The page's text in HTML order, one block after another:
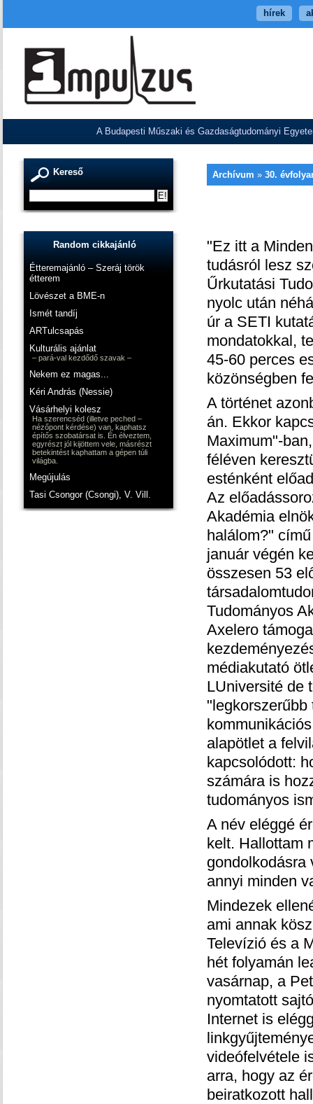
hírek
A Budapesti Műszaki és Gazdaságtudományi
Kereső
Random cikkajánló
Étteremajánló – Szeráj török
étterem
Lövészet a BME-n
Ismét tandíj
ARTulcsapás
Kulturális ajánlat
– pará-val kezdődő szavak –
Nekem ez magas...
Kéri András (Nessie)
Vásárhelyi kolesz
Ha szerencséd (illetve peched –
nézőpont kérdése) van, kaphatsz
építős szobatársat is. Én élveztem,
egyrészt jól kijöttem vele, másrészt
betekintést kaphattam a gépen túli
világba.
Megújulás
Tasi Csongor (Csongi), V. Vill.
Archívum » 30.
"Ez itt a
tudásról lesz
Űrkutatási
nyolc után
úr a SETI
mondatokkal,
45-60 perces
közönségben
A történet
án. Ekkor
Maximum"-
féléven
esténként
Az
Akadémia
halálom?"
január végén
összesen 53
Tudományos
Axelero
médiakutató
LUniversité de
alapötlet a
kapcsolódott:
számára is
tudományos
A név eléggé
kelt. Hallottam
gondolkodásra
annyi minden
Mindezek
ami annak
Televízió és a
hét folyamán
vasárnap, a
nyomtatott
Internet is
videófelvétele
arra, hogy az
beiratkozott